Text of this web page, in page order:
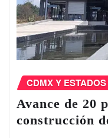
CDMX Y ESTADOS
Avance de 20
construcción